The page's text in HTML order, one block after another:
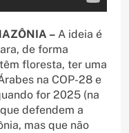
– A ideia é
de forma
floresta, ter uma
na COP-28 e
for 2025 (na
defendem a
mas que não